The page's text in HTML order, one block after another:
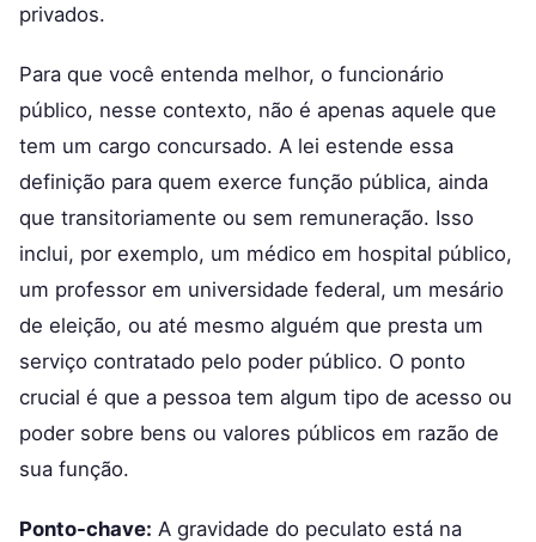
privados.
Para que você entenda melhor, o funcionário
público, nesse contexto, não é apenas aquele que
tem um cargo concursado. A lei estende essa
definição para quem exerce função pública, ainda
que transitoriamente ou sem remuneração. Isso
inclui, por exemplo, um médico em hospital público,
um professor em universidade federal, um mesário
de eleição, ou até mesmo alguém que presta um
serviço contratado pelo poder público. O ponto
crucial é que a pessoa tem algum tipo de acesso ou
poder sobre bens ou valores públicos em razão de
sua função.
Ponto-chave: A gravidade do peculato está na